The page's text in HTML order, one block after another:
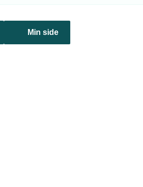
Min side
af landet